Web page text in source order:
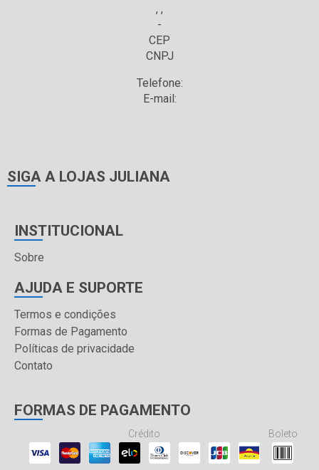
, ,
-
CEP
CNPJ
Telefone:
E-mail:
SIGA A LOJAS JULIANA
INSTITUCIONAL
Sobre
AJUDA E SUPORTE
Termos e condições
Formas de Pagamento
Políticas de privacidade
Contato
FORMAS DE PAGAMENTO
Crédito Boleto